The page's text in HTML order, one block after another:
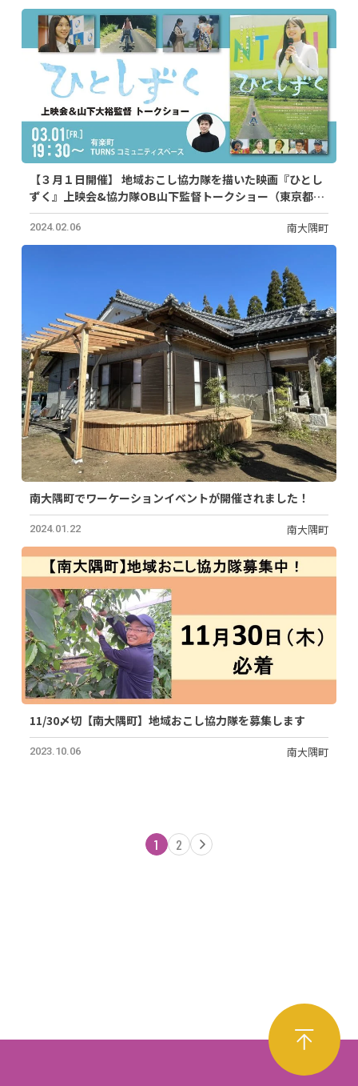
【３月１日開催】 地域おこし協力隊を描いた映画『ひとし
ずく』上映会&協力隊OB山下監督トークショー（東京都有
楽町）
2024.02.06 南大隅町
南大隅町でワーケーションイベントが開催されました！
2024.01.22 南大隅町
11/30〆切【南大隅町】地域おこし協力隊を募集します
2023.10.06 南大隅町
1 2